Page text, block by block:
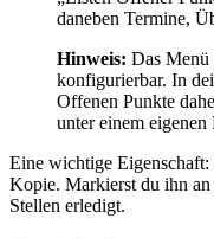
daneben Termine,
Hinweis: Das Menü
konfigurierbar. In
Offenen Punkte
unter einem
Eine wichtige
Kopie. Markierst du ihn an
Stellen erledigt.